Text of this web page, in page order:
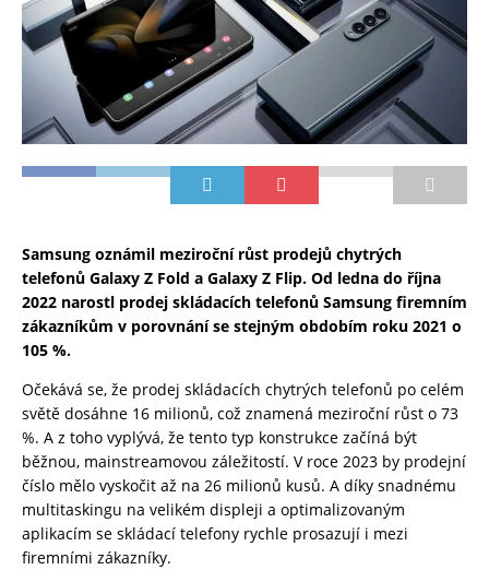
Samsung oznámil meziroční růst prodejů chytrých
telefonů Galaxy Z Fold a Galaxy Z Flip. Od ledna do října
2022 narostl prodej skládacích telefonů Samsung firemním
zákazníkům v porovnání se stejným obdobím roku 2021 o
105 %.
Očekává se, že prodej skládacích chytrých telefonů po celém
světě dosáhne 16 milionů, což znamená meziroční růst o 73
%. A z toho vyplývá, že tento typ konstrukce začíná být
běžnou, mainstreamovou záležitostí. V roce 2023 by prodejní
číslo mělo vyskočit až na 26 milionů kusů. A díky snadnému
multitaskingu na velikém displeji a optimalizovaným
aplikacím se skládací telefony rychle prosazují i mezi
firemními zákazníky.